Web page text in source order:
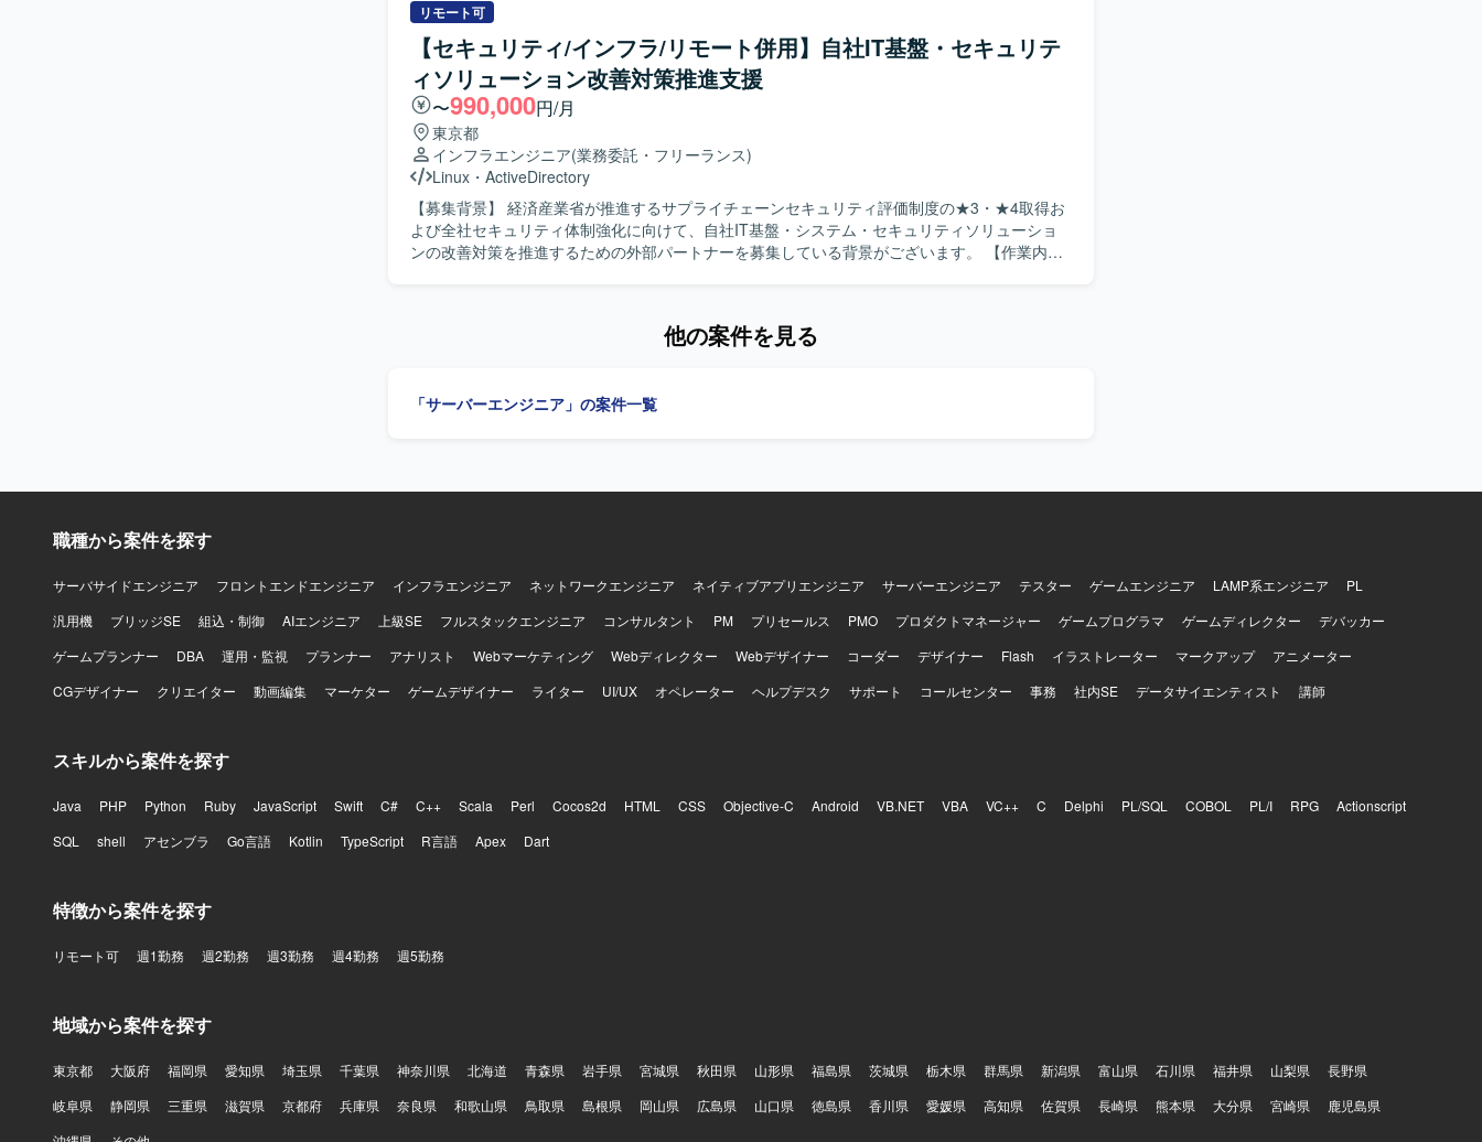
とし込みを推進していただきます。あわせて、セキュリティに関する日常的な相談対応および
意思決定支援、脆弱性／リスク情報の整理および対応方針の提示、各種ドキュメント作成（報
告資料、改善計画、運用ルール等）を行っていただきます。 【求める人物像】 顧客との対話を
通じて課題を抽出し構造化することができ、改善施策を自ら検討して実行可能な形に落とし込
める方を求めております。主体的に意見を出しながら顧客折衝・ディスカッションをリード
し、セキュリティ領域に関心を持って継続的にキャッチアップできる方が望ましいです。 【ポ
ジションの魅力】 単なるアセスメントや助言に留まらず、顧客に伴走しながらセキュリティ対
策の検討から実行、運用としての定着まで一連のプロセスに深く関わることができます。セキ
ュリティコンサルと実務推進の両面で経験を積むことができ、顧客課題の整理力や改善提案力
を高めることができるポジションです。 【開発環境】 セキュリティ運用に関わる各種ソリュー
ション（FW、EDR、ログ管理、認証、インシデント対応 等）やクラウドセキュリティ、SIEM
等のサービス・ツール群を対象として業務を行っていただきます。
リモート可
【セキュリティ/インフラ/リモート併用】自社IT基盤・セキュリテ
ィソリューション改善対策推進支援
〜990,000円/月
東京都
インフラエンジニア(業務委託・フリーランス)
Linux ・ ActiveDirectory
【募集背景】 経済産業省が推進するサプライチェーンセキュリティ評価制度の★3・★4取得お
よび全社セキュリティ体制強化に向けて、自社IT基盤・システム・セキュリティソリューショ
ンの改善対策を推進するための外部パートナーを募集している背景がございます。 【作業内
価基準と自社システム現状とのFit&Gap分析の補助を行っていただきます。導き出された課題に
っていただきます。自社システム部門へ日常的にアプローチ・伴走し、対策導入に向けた説
方を求めております。自社システム部門へ積極的に足を運び、疑問点をその場で解消しながら
するセキュリティ評価制度への対応プロジェクトに参画し、全社レベルのセキュリティ体制強
スメントから対策導入、運用定着まで一連のプロセスに深く関与できるため、セキュリティ分
野およびインフラ領域の実務経験と知見を大きく高めていただけます。 【開発環境】 自社IT基
盤としてネットワーク、サーバ（Windows、Linux）、クラウド環境（AWS、Azure等）、ID管
理（Active Directory、Microsoft Entra ID等）を対象とした環境でのアセスメントおよび改善支
他の案件を見る
「サーバーエンジニア」の案件一覧
職種から案件を探す
サーバサイドエンジニア フロントエンドエンジニア インフラエンジニア ネットワークエンジニア ネイティブアプリエンジニア サーバーエンジニア テスター ゲームエンジニア LAMP系エンジニア
PL
汎用機
ブリッジSE 組込・制御 AIエンジニア 上級SE フルスタックエンジニア コンサルタント PM プリセールス PMO プロダクトマネージャー ゲームプログラマ ゲームディレクター
デバッカー
ゲームプランナー
DBA 運用・監視 プランナー アナリスト Webマーケティング Webディレクター Webデザイナー コーダー デザイナー Flash イラストレーター マークアップ
アニメーター
CGデザイナー
クリエイター 動画編集 マーケター ゲームデザイナー ライター UI/UX オペレーター ヘルプデスク サポート コールセンター 事務 社内SE データサイエンティスト 講師
スキルから案件を探す
Java PHP Python Ruby JavaScript Swift C# C++ Scala Perl Cocos2d HTML CSS Objective-C Android VB.NET VBA VC++ C Delphi PL/SQL COBOL PL/I RPG
Actionscript
SQL
shell アセンブラ Go言語 Kotlin TypeScript R言語 Apex Dart
特徴から案件を探す
リモート可 週1勤務 週2勤務 週3勤務 週4勤務 週5勤務
地域から案件を探す
東京都 大阪府 福岡県 愛知県 埼玉県 千葉県 神奈川県 北海道 青森県 岩手県 宮城県 秋田県 山形県 福島県 茨城県 栃木県 群馬県 新潟県 富山県 石川県 福井県 山梨県
長野県
岐阜県
静岡県 三重県 滋賀県 京都府 兵庫県 奈良県 和歌山県 鳥取県 島根県 岡山県 広島県 山口県 徳島県 香川県 愛媛県 高知県 佐賀県 長崎県 熊本県 大分県 宮崎県
鹿児島県